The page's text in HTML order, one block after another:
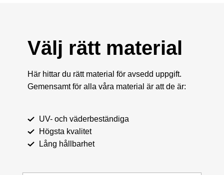
Välj rätt material
Här hittar du rätt material för avsedd uppgift.
Gemensamt för alla våra material är att de är:
UV- och väderbeständiga
Högsta kvalitet
Lång hållbarhet